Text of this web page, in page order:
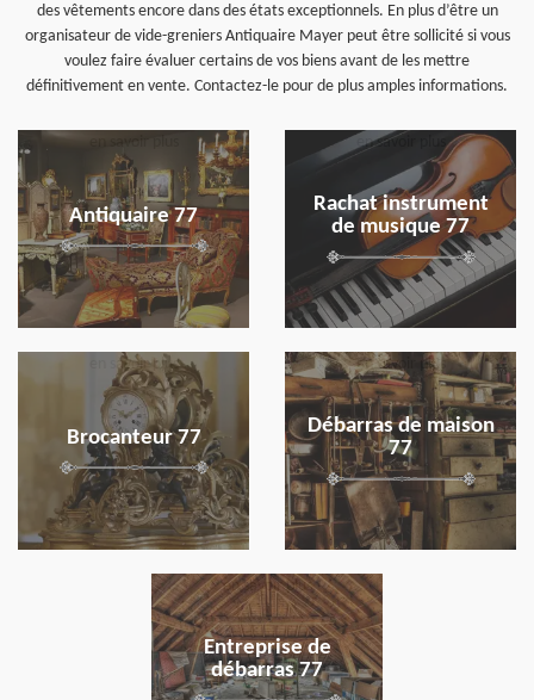
des vêtements encore dans des états exceptionnels. En plus d’être un
organisateur de vide-greniers Antiquaire Mayer peut être sollicité si vous
voulez faire évaluer certains de vos biens avant de les mettre
définitivement en vente. Contactez-le pour de plus amples informations.
Antiquaire 77
en savoir plus
Rachat instrument
de musique 77
en savoir plus
Brocanteur 77
en savoir plus
Débarras de maison
77
en savoir plus
Entreprise de
débarras 77
en savoir plus